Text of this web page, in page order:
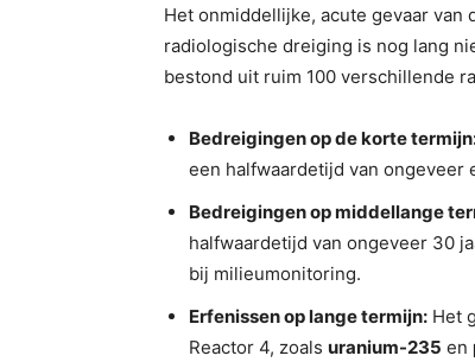
Het onmiddellijke, acute gevaar van
radiologische dreiging is nog lang
bestond uit ruim 100 verschillende
Bedreigingen op de korte
een halfwaardetijd van ongeveer
Bedreigingen op middellange
halfwaardetijd van ongeveer 30
bij milieumonitoring.
Erfenissen op lange termijn: Het
Reactor 4, zoals uranium-235 en